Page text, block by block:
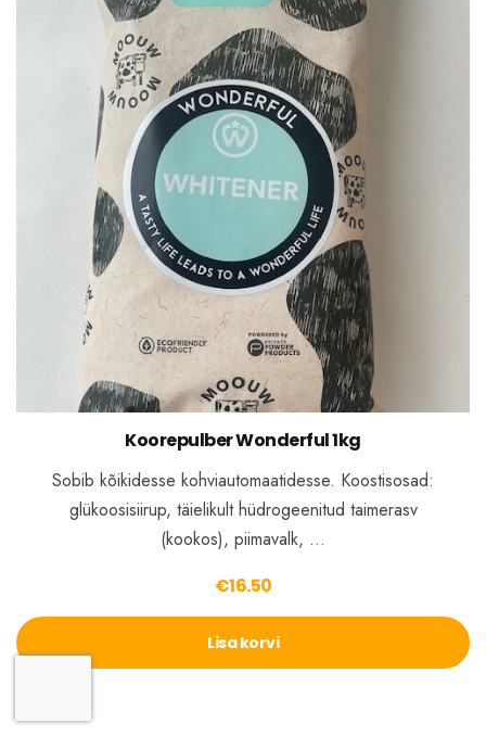
Koorepulber Wonderful 1kg
Sobib kõikidesse kohviautomaatidesse. Koostisosad:
glükoosisiirup, täielikult hüdrogeenitud taimerasv
(kookos), piimavalk, …
€16.50
Lisa korvi